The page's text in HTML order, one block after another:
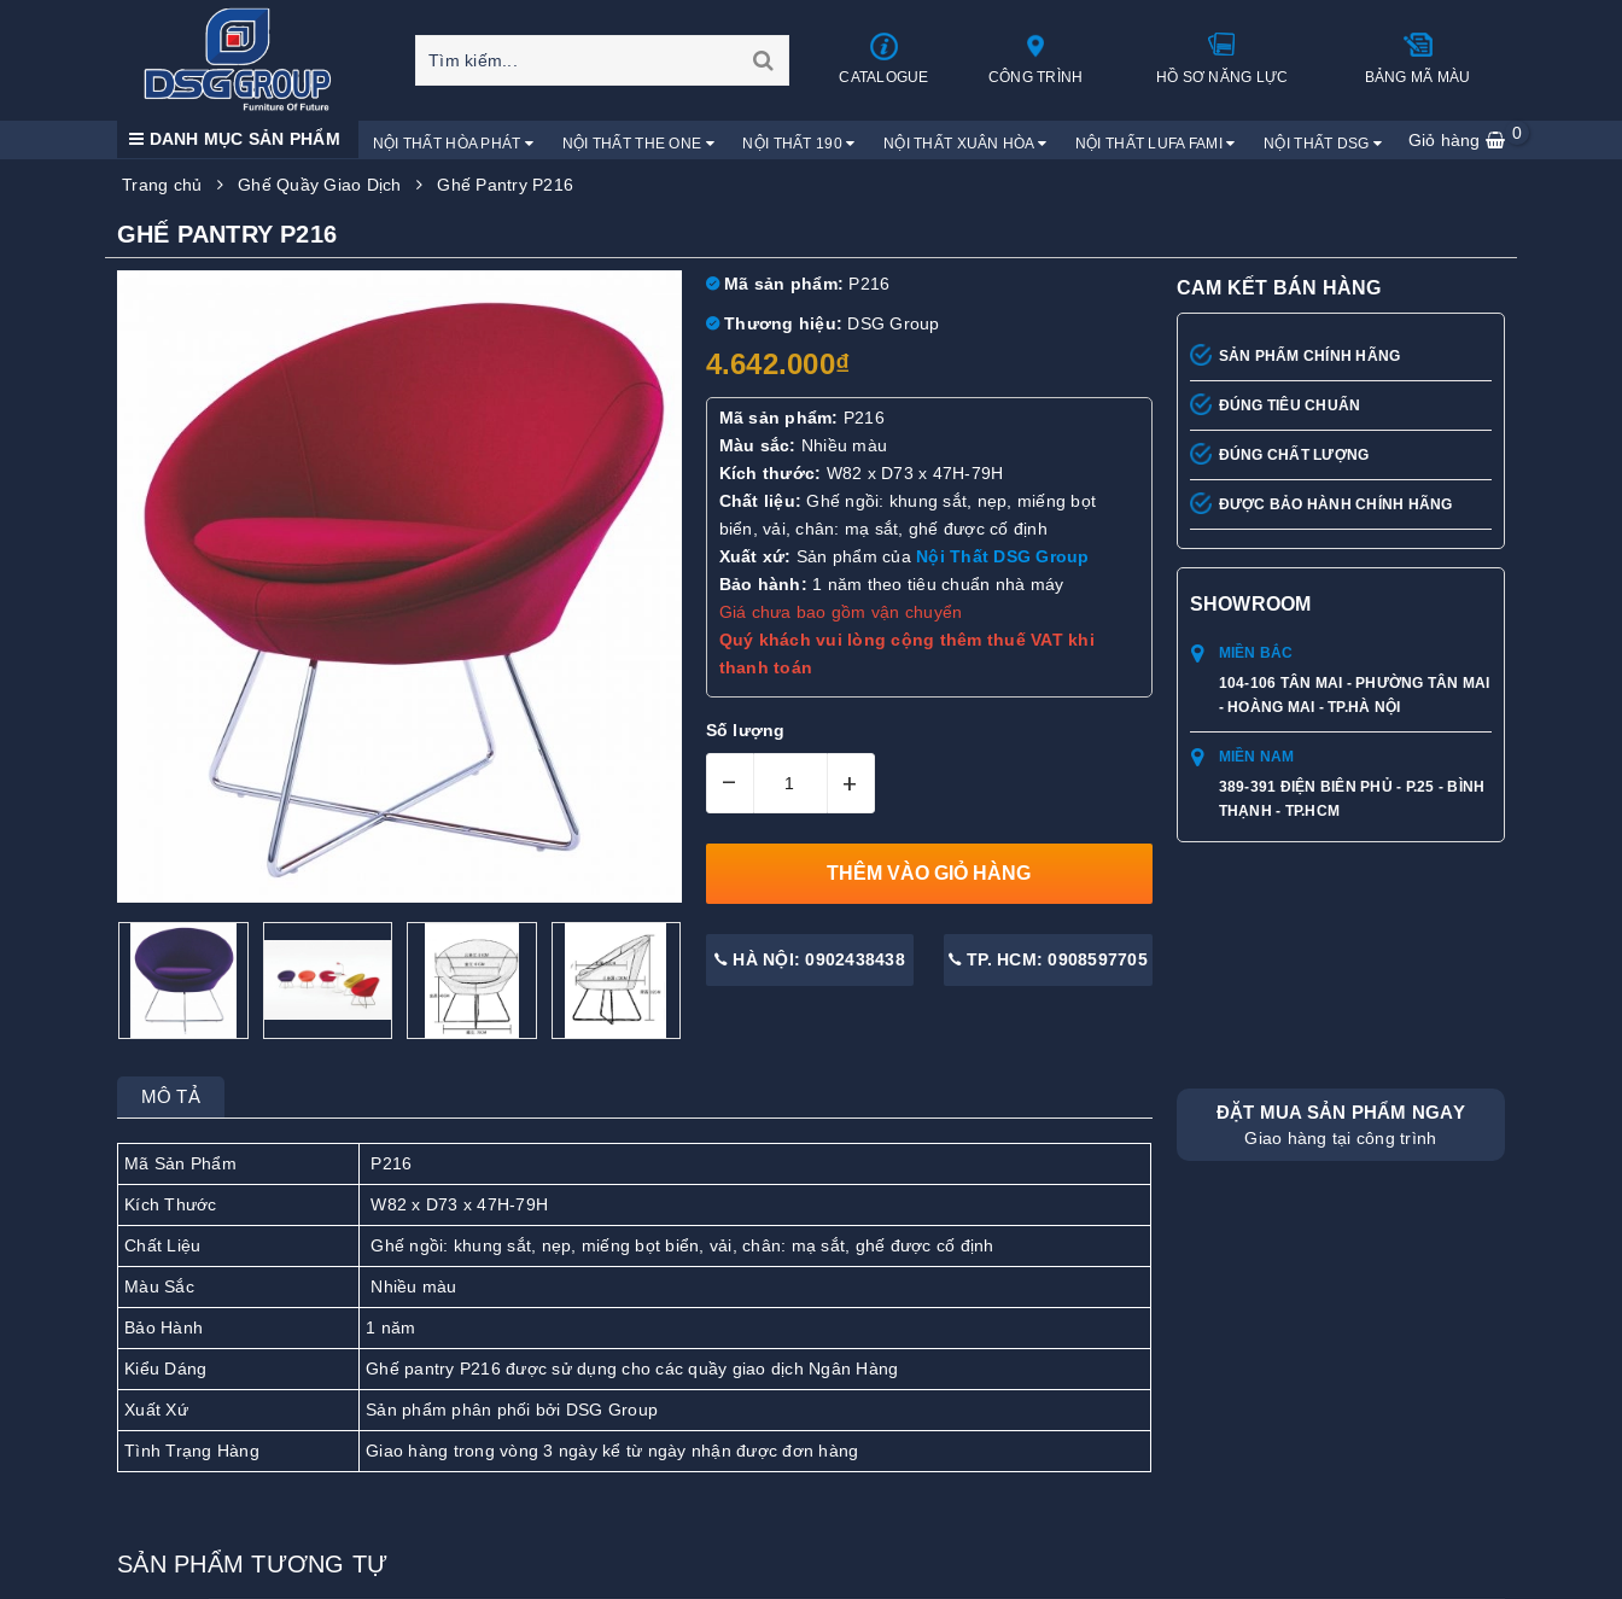
CATALOGUE CÔNG TRÌNH HỒ SƠ NĂNG LỰC BẢNG MÃ MÀU
DANH MỤC SẢN PHẨM NỘI THẤT HÒA PHÁT NỘI THẤT THE ONE NỘI THẤT 190 NỘI THẤT XUÂN HÒA NỘI THẤT LUFA FAMI NỘI THẤT DSG Giỏ hàng 0
Trang chủ Ghế Quầy Giao Dịch Ghế Pantry P216
GHẾ PANTRY P216
Mã sản phẩm: P216
Thương hiệu: DSG Group
4.642.000₫
Mã sản phẩm: P216
Màu sắc: Nhiều màu
Kích thước: W82 x D73 x 47H-79H
Chất liệu:Ghế ngồi: khung sắt, nẹp, miếng bọt
biển, vải, chân: mạ sắt, ghế được cố định
Xuất xứ: Sản phẩm của Nội Thất DSG Group
Bảo hành: 1 năm theo tiêu chuẩn nhà máy
Giá chưa bao gồm vận chuyển
Quý khách vui lòng cộng thêm thuế VAT khi
thanh toán
Số lượng
– +
THÊM VÀO GIỎ HÀNG
HÀ NỘI: 0902438438 TP. HCM: 0908597705
CAM KẾT BÁN HÀNG
SẢN PHẨM CHÍNH HÃNG
ĐÚNG TIÊU CHUẨN
ĐÚNG CHẤT LƯỢNG
ĐƯỢC BẢO HÀNH CHÍNH HÃNG
SHOWROOM
MIỀN BẮC
104-106 TÂN MAI - PHƯỜNG TÂN MAI
- HOÀNG MAI - TP.HÀ NỘI
MIỀN NAM
389-391 ĐIỆN BIÊN PHỦ - P.25 - BÌNH
THẠNH - TP.HCM
MÔ TẢ
Mã Sản Phẩm P216
Kích Thước W82 x D73 x 47H-79H
Chất Liệu Ghế ngồi: khung sắt, nẹp, miếng bọt biển, vải, chân: mạ sắt, ghế được cố định
Màu Sắc Nhiều màu
Bảo Hành 1 năm
Kiểu Dáng Ghế pantry P216 được sử dụng cho các quầy giao dịch Ngân Hàng
Xuất Xứ Sản phẩm phân phối bởi DSG Group
Tình Trạng Hàng Giao hàng trong vòng 3 ngày kể từ ngày nhận được đơn hàng
ĐẶT MUA SẢN PHẨM NGAY
Giao hàng tại công trình
SẢN PHẨM TƯƠNG TỰ